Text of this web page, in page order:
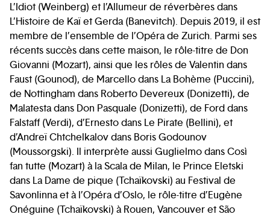
L’Idiot (Weinberg) et l’Allumeur de réverbères dans
L’Histoire de Kaï et Gerda (Banevitch). Depuis 2019, il est
membre de l’ensemble de l’Opéra de Zurich. Parmi ses
récents succès dans cette maison, le rôle-titre de Don
Giovanni (Mozart), ainsi que les rôles de Valentin dans
Faust (Gounod), de Marcello dans La Bohème (Puccini),
de Nottingham dans Roberto Devereux (Donizetti), de
Malatesta dans Don Pasquale (Donizetti), de Ford dans
Falstaff (Verdi), d’Ernesto dans Le Pirate (Bellini), et
d’Andreï Chtchelkalov dans Boris Godounov
(Moussorgski). Il interprète aussi Guglielmo dans Così
fan tutte (Mozart) à la Scala de Milan, le Prince Eletski
dans La Dame de pique (Tchaïkovski) au Festival de
Savonlinna et à l’Opéra d’Oslo, le rôle-titre d’Eugène
Onéguine (Tchaïkovski) à Rouen, Vancouver et São